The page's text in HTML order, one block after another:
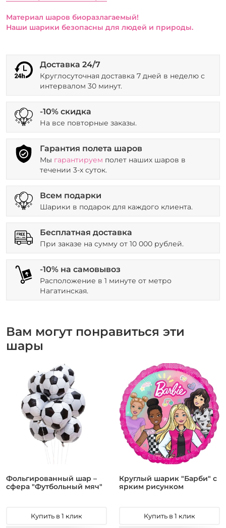
Материал шаров биоразлагаемый!
Наши шарики безопасны для людей и природы.
Доставка 24/7
Круглосуточная доставка 7 дней в неделю с
интервалом 30 минут.
-10% скидка
На все повторные заказы.
Гарантия полета шаров
Мы гарантируем полет наших шаров в
течении 3-х суток.
Всем подарки
Шарики в подарок для каждого клиента.
Бесплатная доставка
При заказе на сумму от 10 000 рублей.
-10% на самовывоз
Расположение в 1 минуте от метро
Нагатинская.
Вам могут понравиться эти
шары
Фольгированный шар –
сфера "Футбольный мяч"
Купить в 1 клик
Круглый шарик "Барби" с
ярким рисунком
Купить в 1 клик